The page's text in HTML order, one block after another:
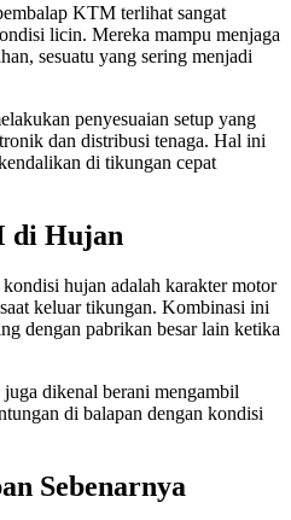
KTM terlihat sangat
licin. Mereka mampu menjaga
sesuatu yang sering menjadi
penyesuaian setup yang
dan distribusi tenaga. Hal ini
di tikungan cepat
di Hujan
hujan adalah karakter motor
keluar tikungan. Kombinasi ini
dengan pabrikan besar lain ketika
dikenal berani mengambil
di balapan dengan kondisi
Sebenarnya